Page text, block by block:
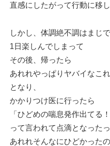
直感にしたがって行動に移
しかし、体調絶不調はまじ
1日楽しんでしまって
その後、帰ったら
あれれやっぱりヤバイなこれ
となり、
かかりつけ医に行ったら
「ひどめの喘息発作出てる！
って言われて点滴となった
あれれそんなにひどかった